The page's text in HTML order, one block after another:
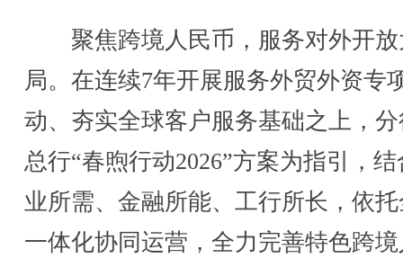
聚焦跨境人民币，服务对外开放
局。在连续7年开展服务外贸外资专
动、夯实全球客户服务基础之上，
总行“春煦行动2026”方案为指引，
业所需、金融所能、工行所长，依
一体化协同运营，全力完善特色跨